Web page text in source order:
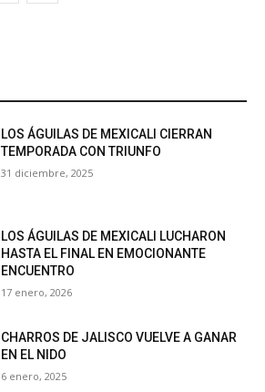
LOS ÁGUILAS DE MEXICALI CIERRAN
TEMPORADA CON TRIUNFO
31 diciembre, 2025
LOS ÁGUILAS DE MEXICALI LUCHARON
HASTA EL FINAL EN EMOCIONANTE
ENCUENTRO
17 enero, 2026
CHARROS DE JALISCO VUELVE A GANAR
EN EL NIDO
6 enero, 2025